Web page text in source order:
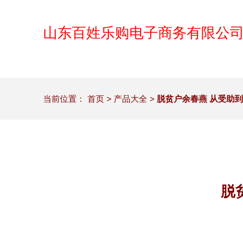
山东百姓乐购电子商务有限公司
当前位置： 首页 > 产品大全 > 脱贫户余春燕 从受助
脱